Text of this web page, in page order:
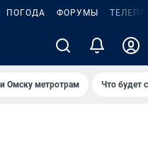
ПОГОДА ФОРУМЫ
Омску метротрам Что будет